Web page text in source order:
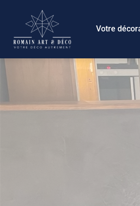
Votre